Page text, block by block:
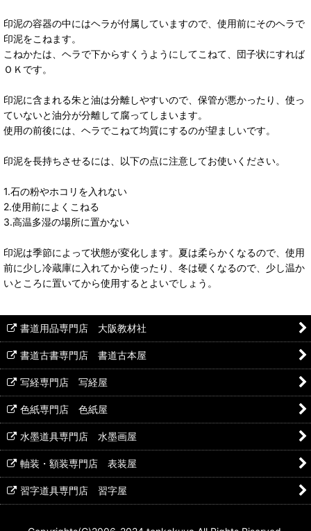
印泥の容器の中にはヘラが付属していますので、使用前にそのヘラで
印泥をこねます。
こねかたは、ヘラで下からすくうようにしてこねて、団子状にすれば
ＯＫです。
印泥に含まれる朱と油は分離しやすいので、保管が悪かったり、使っ
ていないと油分が分離して腐ってしまいます。
使用の前後には、ヘラでこねて均質にするのが望ましいです。
印泥を長持ちさせるには、以下の点に注意してお使いください。
1.石の粉やホコリを入れない
2.使用前によくこねる
3.高温多湿の場所に置かない
印泥は季節によって状態が変化します。夏は柔らかくなるので、使用
前に少し冷蔵庫に入れてから使ったり、冬は硬くなるので、少し温か
いところに置いてから使用するとよいでしょう。
書道用品専門店 大阪教材社
書道古書専門店 書道古本屋
写経専門店 写経屋
色紙専門店 色紙屋
水墨道具専門店 水墨画屋
軸装・額装専門店 表装屋
習字道具専門店 習字屋